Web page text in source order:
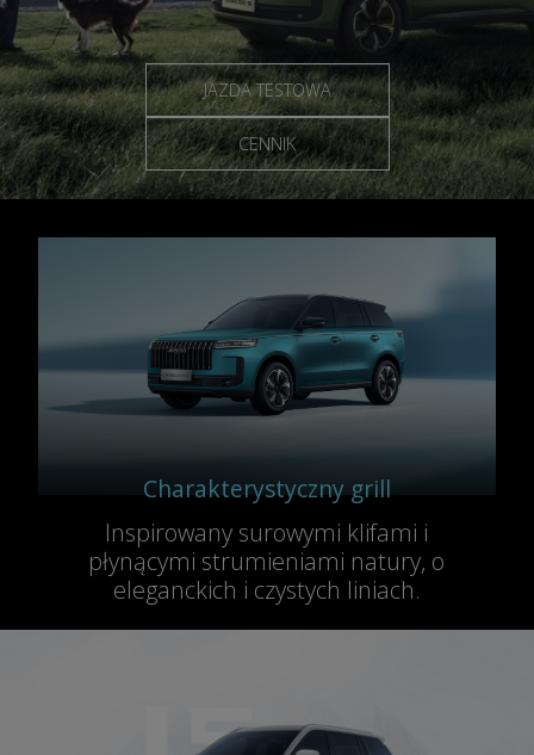
JAZDA TESTOWA
CENNIK
Charakterystyczny grill
Inspirowany surowymi klifami i
płynącymi strumieniami natury, o
eleganckich i czystych liniach.